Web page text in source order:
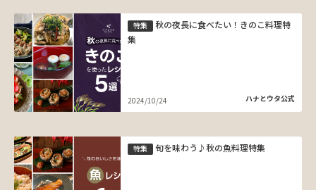
特集
秋の夜長に食べたい！きのこ料理特
集
2024/10/24 ハナとウタ公式
特集 旬を味わう♪秋の魚料理特集